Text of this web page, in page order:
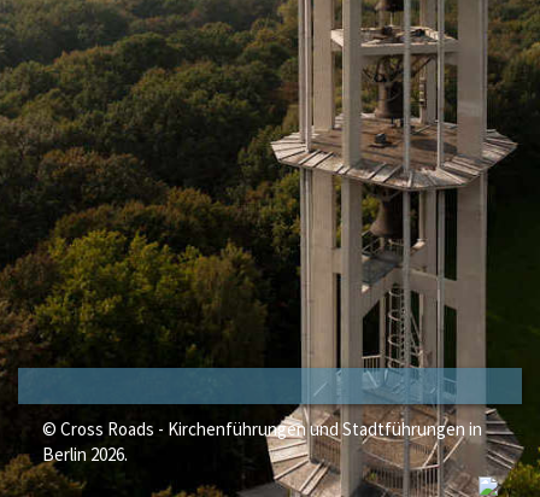
© Cross Roads - Kirchenführungen und Stadtführungen in
Berlin 2026.